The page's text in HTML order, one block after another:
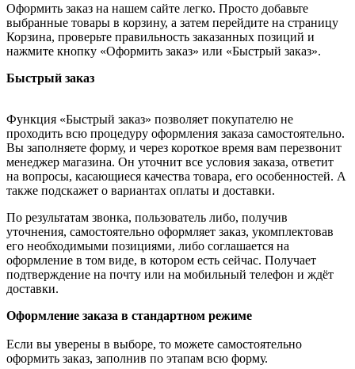
Оформить заказ на нашем сайте легко. Просто добавьте
выбранные товары в корзину, а затем перейдите на страницу
Корзина, проверьте правильность заказанных позиций и
нажмите кнопку «Оформить заказ» или «Быстрый заказ».
Быстрый заказ
Функция «Быстрый заказ» позволяет покупателю не
проходить всю процедуру оформления заказа самостоятельно.
Вы заполняете форму, и через короткое время вам перезвонит
менеджер магазина. Он уточнит все условия заказа, ответит
на вопросы, касающиеся качества товара, его особенностей. А
также подскажет о вариантах оплаты и доставки.
По результатам звонка, пользователь либо, получив
уточнения, самостоятельно оформляет заказ, укомплектовав
его необходимыми позициями, либо соглашается на
оформление в том виде, в котором есть сейчас. Получает
подтверждение на почту или на мобильный телефон и ждёт
доставки.
Оформление заказа в стандартном режиме
Если вы уверены в выборе, то можете самостоятельно
оформить заказ, заполнив по этапам всю форму.